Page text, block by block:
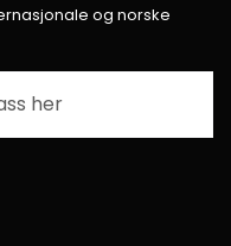
og norske
her